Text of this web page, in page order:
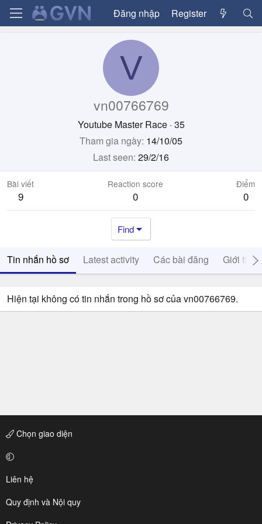
Đăng nhập Register
V
vn00766769
Youtube Master Race · 35
Tham gia ngày 14/10/05
Last seen 29/2/16
Bài viết
9
Reaction score
0
Điểm
0
Find
Tin nhắn hồ sơ Latest activity Các bài đăng Giới thiệu
Hiện tại không có tin nhắn trong hồ sơ của vn00766769.
Chọn giao diện
Liên hệ
Quy định và Nội quy